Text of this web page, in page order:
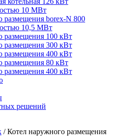
10 МВт
размещения borex-N 800
10,5 МВт
размещения 100 кВт
размещения 300 кВт
размещения 400 кВт
размещения 80 кВт
размещения 400 кВт
решений
/Котел наружного размещения